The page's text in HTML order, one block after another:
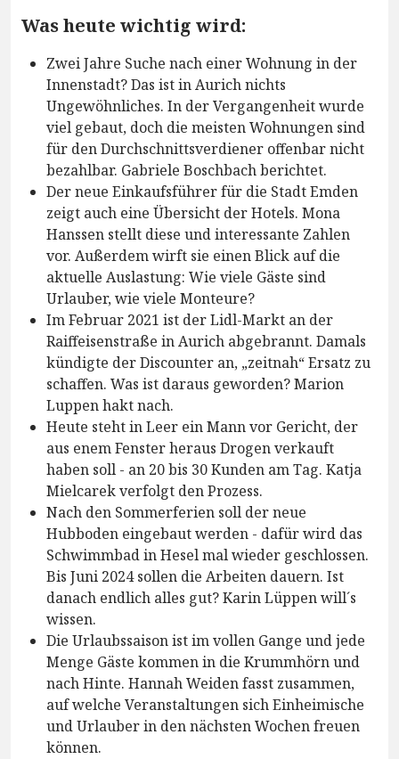
Was heute wichtig wird:
Zwei Jahre Suche nach einer Wohnung in der
Innenstadt? Das ist in Aurich nichts
Ungewöhnliches. In der Vergangenheit wurde
viel gebaut, doch die meisten Wohnungen sind
für den Durchschnittsverdiener offenbar nicht
bezahlbar. Gabriele Boschbach berichtet.
Der neue Einkaufsführer für die Stadt Emden
zeigt auch eine Übersicht der Hotels. Mona
Hanssen stellt diese und interessante Zahlen
vor. Außerdem wirft sie einen Blick auf die
aktuelle Auslastung: Wie viele Gäste sind
Urlauber, wie viele Monteure?
Im Februar 2021 ist der Lidl-Markt an der
Raiffeisenstraße in Aurich abgebrannt. Damals
kündigte der Discounter an, „zeitnah“ Ersatz zu
schaffen. Was ist daraus geworden? Marion
Luppen hakt nach.
Heute steht in Leer ein Mann vor Gericht, der
aus enem Fenster heraus Drogen verkauft
haben soll - an 20 bis 30 Kunden am Tag. Katja
Mielcarek verfolgt den Prozess.
Nach den Sommerferien soll der neue
Hubboden eingebaut werden - dafür wird das
Schwimmbad in Hesel mal wieder geschlossen.
Bis Juni 2024 sollen die Arbeiten dauern. Ist
danach endlich alles gut? Karin Lüppen will´s
wissen.
Die Urlaubssaison ist im vollen Gange und jede
Menge Gäste kommen in die Krummhörn und
nach Hinte. Hannah Weiden fasst zusammen,
auf welche Veranstaltungen sich Einheimische
und Urlauber in den nächsten Wochen freuen
können.